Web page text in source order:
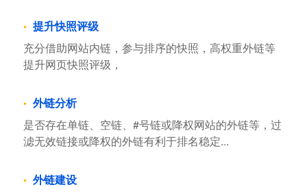
提升快照评级
充分借助网站内链，参与排序的快照，高权重外链等
提升网页快照评级，
外链分析
是否存在单链、空链、#号链或降权网站的外链等，过
滤无效链接或降权的外链有利于排名稳定...
外链建设